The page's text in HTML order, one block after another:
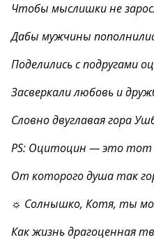
Чтобы мыслишки не
Дабы мужчины
Поделились с подругами
Засверкали любовь и
Словно двуглавая гора
PS: Оцитоцин — это тот
От которого душа так
☼ Солнышко, Котя, ты
Как жизнь драгоценная